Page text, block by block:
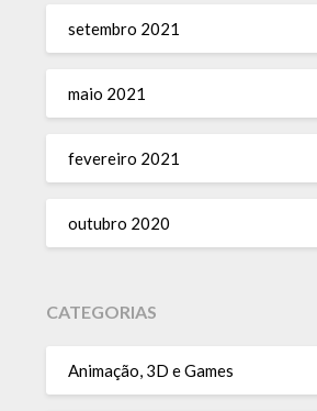
setembro 2021
maio 2021
fevereiro 2021
outubro 2020
CATEGORIAS
Animação, 3D e Games